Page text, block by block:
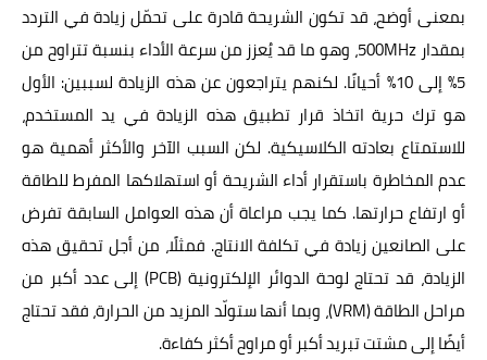
بمعنى أوضح، قد تكون الشريحة قادرة على تحمّل زيادة في التردد
بمقدار 500MHz، وهو ما قد يُعزز من سرعة الأداء بنسبة تتراوح من
5% إلى 10% أحيانًا. لكنهم يتراجعون عن هذه الزيادة لسببين: الأول
هو ترك حرية اتخاذ قرار تطبيق هذه الزيادة في يد المستخدم،
للاستمتاع بعادته الكلاسيكية. لكن السبب الآخر والأكثر أهمية هو
عدم المخاطرة باستقرار أداء الشريحة أو استهلاكها المفرط للطاقة
أو ارتفاع حرارتها. كما يجب مراعاة أن هذه العوامل السابقة تفرض
على الصانعين زيادة في تكلفة الانتاج. فمثلًا، من أجل تحقيق هذه
الزيادة، قد تحتاج لوحة الدوائر الإلكترونية (PCB) إلى عدد أكبر من
مراحل الطاقة (VRM)، وبما أنها ستولّد المزيد من الحرارة، فقد تحتاج
أيضًا إلى مشتت تبريد أكبر أو مراوح أكثر كفاءة.